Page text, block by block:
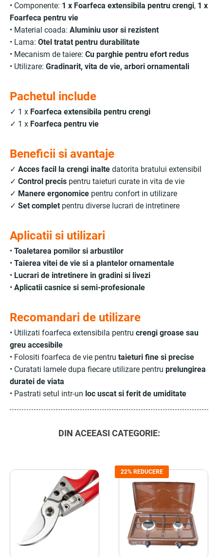
• Componente: 1 x Foarfeca extensibila pentru crengi, 1 x
Foarfeca pentru vie
• Material coada: Aluminiu usor si rezistent
• Lama: Otel tratat pentru durabilitate
• Mecanism de taiere: Cu parghie pentru efort redus
• Utilizare: Gradinarit, vita de vie, arbori ornamentali
Pachetul include
✓ 1 x Foarfeca extensibila pentru crengi
✓ 1 x Foarfeca pentru vie
Beneficii si avantaje
✓ Acces facil la crengi inalte datorita bratului extensibil
✓ Control precis pentru taieturi curate in vita de vie
✓ Manere ergonomice pentru confort in utilizare
✓ Set complet pentru diverse lucrari de intretinere
Aplicatii si utilizari
• Toaletarea pomilor si arbustilor
• Taierea vitei de vie si a plantelor ornamentale
• Lucrari de intretinere in gradini si livezi
• Aplicatii casnice si semi-profesionale
Recomandari de utilizare
• Utilizati foarfeca extensibila pentru crengi groase sau
greu accesibile
• Folositi foarfeca de vie pentru taieturi fine si precise
• Curatati lamele dupa fiecare utilizare pentru prelungirea
duratei de viata
• Pastrati setul intr-un loc uscat si ferit de umiditate
DIN ACEEASI CATEGORIE:
22% REDUCERE